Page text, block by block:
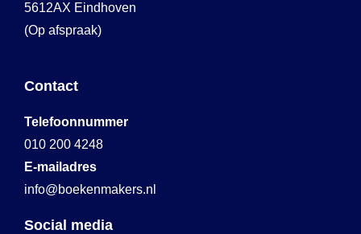
5612AX Eindhoven
(Op afspraak)
Contact
Telefoonnummer
010 200 4248
E-mailadres
info@boekenmakers.nl
Social media